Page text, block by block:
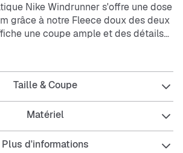
Nike Windrunner s'offre une dose
grâce à notre Fleece doux des deux
une coupe ample et des détails
la poche Tech caractéristique
et les liserés au niveau de
des deux côtés, doux et chaud
Taille & Coupe
Matériel
Plus d'informations